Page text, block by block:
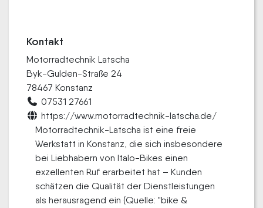
Kontakt
Motorradtechnik Latscha
Byk-Gulden-Straße 24
78467 Konstanz
07531 27661
https://www.motorradtechnik-latscha.de/
Motorradtechnik-Latscha ist eine freie
Werkstatt in Konstanz, die sich insbesondere
bei Liebhabern von Italo-Bikes einen
exzellenten Ruf erarbeitet hat – Kunden
schätzen die Qualität der Dienstleistungen
als herausragend ein (Quelle: "bike &